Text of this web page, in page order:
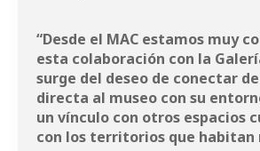
“Desde el MAC estamos muy
esta colaboración con la
surge del deseo de conectar
directa al museo con su
un vínculo con otros espacios
con los territorios que habitan